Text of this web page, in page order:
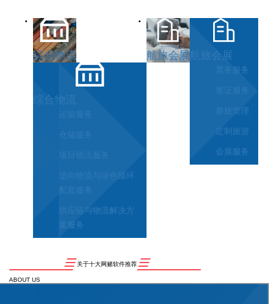
综合物流
综合物流
运输服务
仓储服务
项目物流服务
逆向物流与绿色循环
配套服务
供应链与物流解决方
案服务
航旅会展航旅会展
票务服务
签证服务
差旅管理
定制旅游
会展服务
关于十大网赌软件推荐
ABOUT US